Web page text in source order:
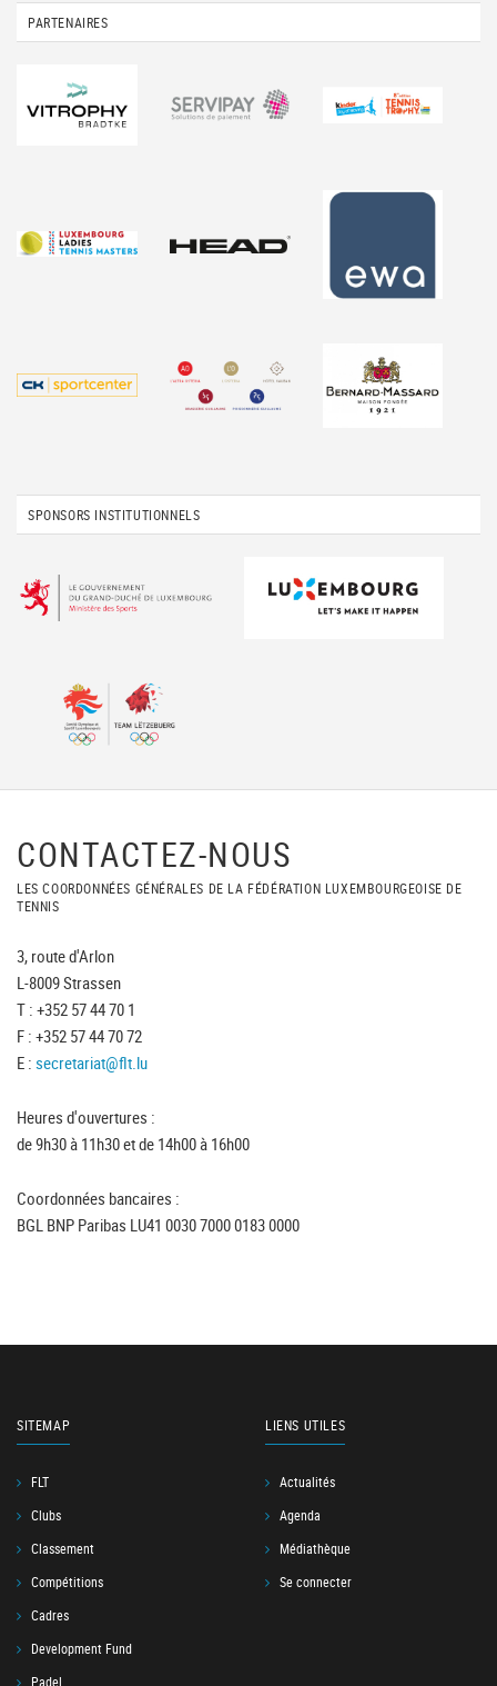
PARTENAIRES
SPONSORS INSTITUTIONNELS
CONTACTEZ-NOUS
LES COORDONNÉES GÉNÉRALES DE LA FÉDÉRATION LUXEMBOURGEOISE DE
TENNIS
3, route d'Arlon
L-8009 Strassen
T : +352 57 44 70 1
F : +352 57 44 70 72
E : secretariat@flt.lu
Heures d'ouvertures :
de 9h30 à 11h30 et de 14h00 à 16h00
Coordonnées bancaires :
BGL BNP Paribas LU41 0030 7000 0183 0000
SITEMAP
FLT
Clubs
Classement
Compétitions
Cadres
Development Fund
Padel
LIENS UTILES
Actualités
Agenda
Médiathèque
Se connecter